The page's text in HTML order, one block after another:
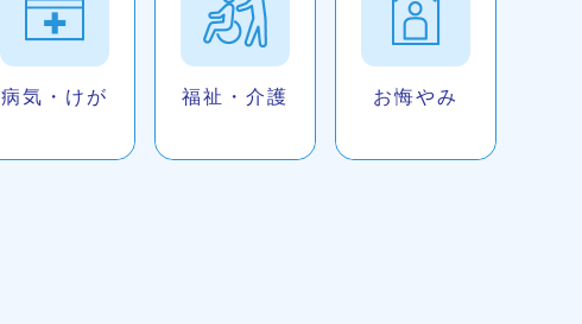
病気・けが 福祉・介護 お悔やみ